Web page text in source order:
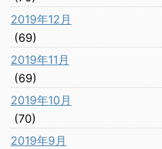
2019年12月
(69)
2019年11月
(69)
2019年10月
(70)
2019年9月